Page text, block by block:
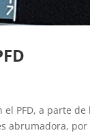
el PFD, a parte
abrumadora,